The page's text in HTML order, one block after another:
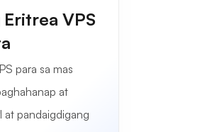
VPS
para sa mas
at
at pandaigdigang